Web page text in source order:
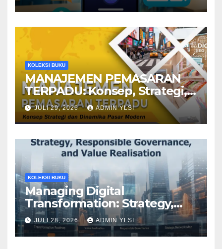
KOLEKSI BUKU
MANAJEMEN PEMASARAN
TERPADU: Konsep, Strategi,
dan Dinamika Pasar Modern
JULI 29, 2026 ADMIN YLSI
KOLEKSI BUKU
Managing Digital
Transformation: Strategy,
Responsible Governance,
and Value Realisation
JULI 28, 2026 ADMIN YLSI